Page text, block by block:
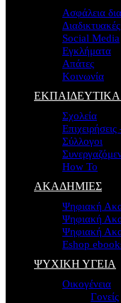
Ασφάλεια
Social Media
Εγκλήματα
Απάτες
Κοινωνία
Σχολεία
Επιχειρήσεις
Σύλλογοι
How To
ΑΚΑΔΗΜΙΕΣ
Ψηφιακή
Ψηφιακή
Ψηφιακή
Eshop
ΨΥΧΙΚΗ ΥΓΕΙΑ
Οικογένεια
Γονείς